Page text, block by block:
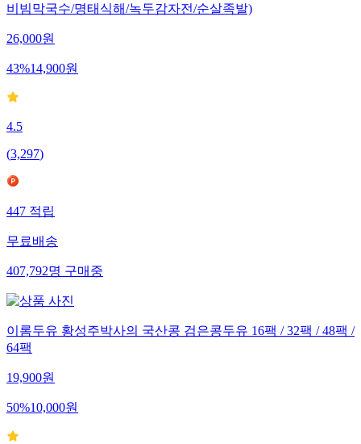
비빔막국수/명태식해/녹두감자전/순살족발)
26,000원
43%14,900원
4.5
(3,297)
447 적립
무료배송
407,792명 구매중
이롬두유 황성주박사의 국산콩 검은콩두유 16팩 / 32팩 / 48팩 /
64팩
19,900원
50%10,000원